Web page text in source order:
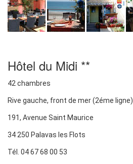
Hôtel du Midi **
42 chambres
Rive gauche, front de mer (2éme ligne)
191, Avenue Saint Maurice
34 250 Palavas les Flots
Tél. 04 67 68 00 53